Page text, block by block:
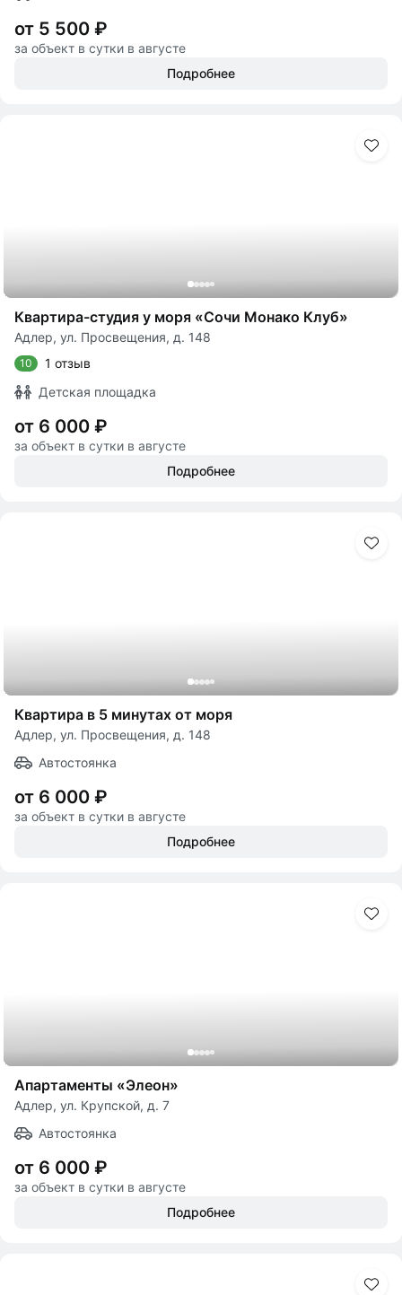
от 5 500 ₽
за объект в сутки в августе
Подробнее
Квартира-студия у моря «Сочи Монако Клуб»
Адлер, ул. Просвещения, д. 148
10
1 отзыв
Детская площадка
от 6 000 ₽
за объект в сутки в августе
Подробнее
Квартира в 5 минутах от моря
Адлер, ул. Просвещения, д. 148
Автостоянка
от 6 000 ₽
за объект в сутки в августе
Подробнее
Апартаменты «Элеон»
Адлер, ул. Крупской, д. 7
Автостоянка
от 6 000 ₽
за объект в сутки в августе
Подробнее